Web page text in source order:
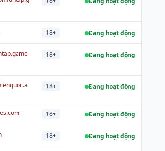
18+ Đang hoạt động
18+ Đang hoạt động
18+ Đang hoạt động
18+ Đang hoạt động
18+ Đang hoạt động